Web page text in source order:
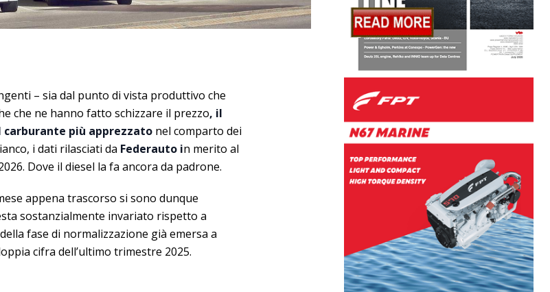
– sia dal punto di vista produttivo che
che ne hanno fatto schizzare il prezzo, il
più apprezzato nel comparto dei
i dati rilasciati da Federauto in merito al
Dove il diesel la fa ancora da padrone.
appena trascorso si sono dunque
sostanzialmente invariato rispetto a
fase di normalizzazione già emersa a
cifra dell’ultimo trimestre 2025.